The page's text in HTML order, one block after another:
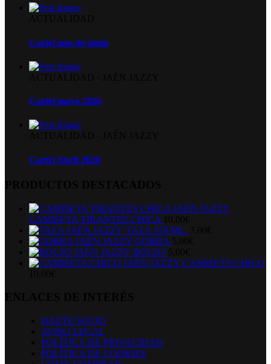
Cartel mes de junio
Cartel mayo 2026
Cartel Abril 2026
CAMISETA TIRANTES CHICA
TAZA 350 ML.
GORRA
BOLSO
CAMISETA CHICO
HAZTE SOCIO
AVISO LEGAL
POLÍTICA DE PRIVACIDAD
POLÍTICA DE COOKIES